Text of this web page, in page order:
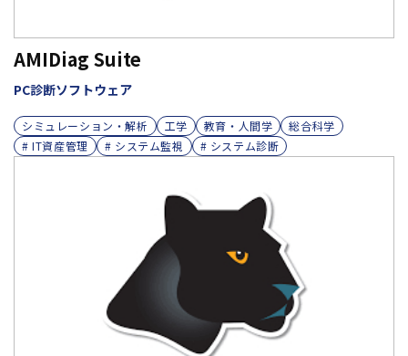
AMIDiag Suite
PC診断ソフトウェア
シミュレーション・解析 工学 教育・人間学
総合科学
# IT資産管理
# システム監視 # システム診断